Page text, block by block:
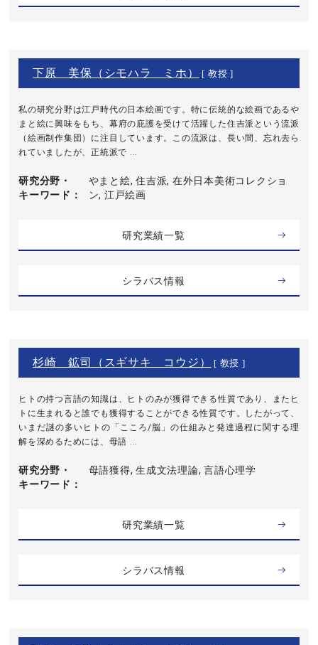
下原 美保（シモハラ ミホ） [ 教授 ]
私の研究分野は江戸時代の日本絵画です。特に伝統的な絵画であるや
まと絵に興味をもち、幕府の庇護を受けて活躍した住吉派という流派
（絵画制作集団）に注目しています。この流派は、長い間、忘れ去ら
れていましたが、正統派で ...
研究分野・
キーワード
やまと絵, 住吉派, 在外日本美術コレクショ
ン, 江戸絵画
研究業績一覧
シラバス情報
杉崎 鉱司（スギサキ コウジ） [ 教授 ]
ヒトの持つ言語の知識は、ヒトのみが獲得できる性質であり、またヒ
トに生まれると誰でも獲得することができる性質です。したがって、
いまだ謎の多いヒトの「こころ/脳」の仕組みと発達過程に関する理
解を深めるためには、母語 ...
研究分野・
キーワード
母語獲得, 生成文法理論, 言語心理学
研究業績一覧
シラバス情報